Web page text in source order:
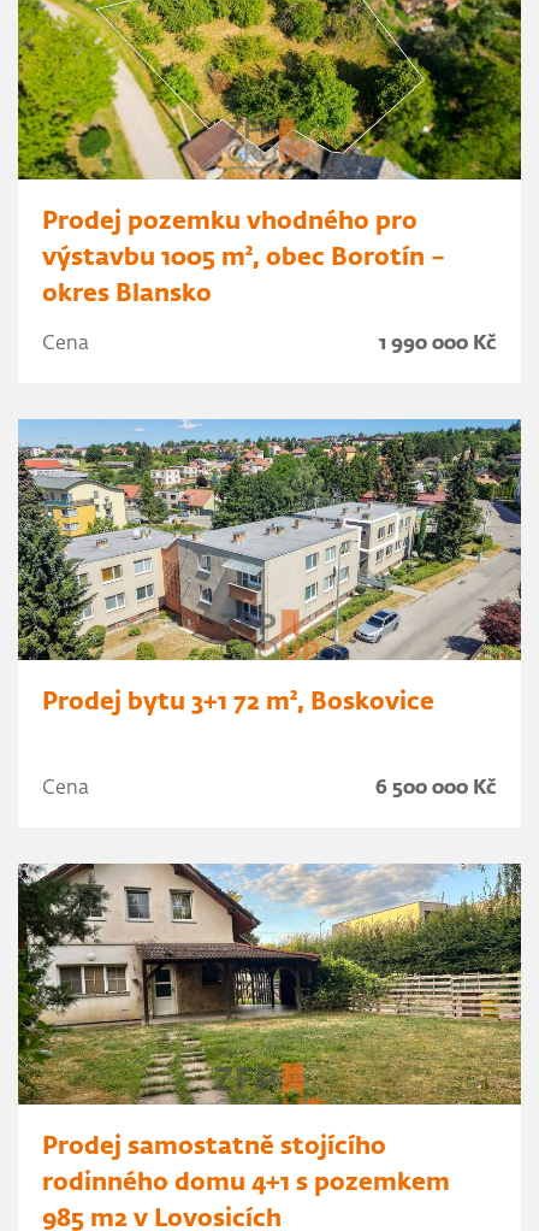
Prodej pozemku vhodného pro
výstavbu 1005 m², obec Borotín –
okres Blansko
Cena 1 990 000 Kč
Prodej bytu 3+1 72 m², Boskovice
Cena 6 500 000 Kč
Prodej samostatně stojícího
rodinného domu 4+1 s pozemkem
985 m2 v Lovosicích